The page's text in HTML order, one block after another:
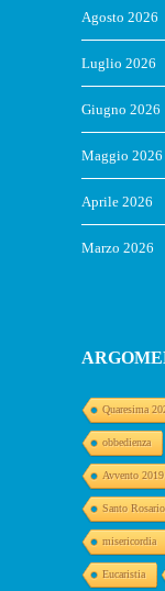
Agosto 2026
Luglio 2026
Giugno 2026
Maggio 2026
Aprile 2026
Marzo 2026
Quaresima
obbedienza
Avvento 2019
Santo Rosario
misericordia
Eucaristia